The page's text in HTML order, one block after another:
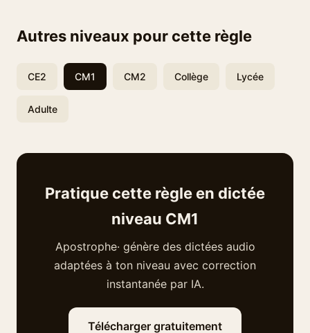
Autres niveaux pour cette règle
CE2 CM1 CM2 Collège Lycée
Adulte
Pratique cette règle en dictée
niveau CM1
Apostrophe· génère des dictées audio
adaptées à ton niveau avec correction
instantanée par IA.
Télécharger gratuitement